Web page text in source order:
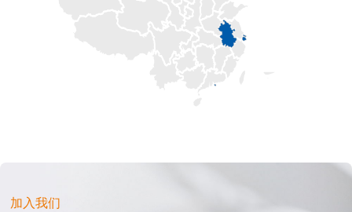
加入我们